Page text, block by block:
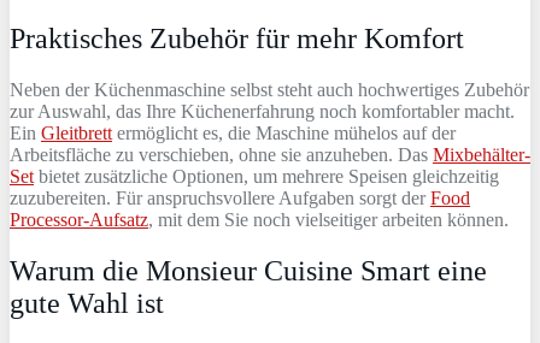
Praktisches Zubehör für mehr Komfort
Neben der Küchenmaschine selbst steht auch hochwertiges Zubehör
zur Auswahl, das Ihre Küchenerfahrung noch komfortabler macht.
Ein Gleitbrett ermöglicht es, die Maschine mühelos auf der
Arbeitsfläche zu verschieben, ohne sie anzuheben. Das Mixbehälter-
Set bietet zusätzliche Optionen, um mehrere Speisen gleichzeitig
zuzubereiten. Für anspruchsvollere Aufgaben sorgt derFood
Processor-Aufsatz, mit dem Sie noch vielseitiger arbeiten können.
Warum die Monsieur Cuisine Smart eine
gute Wahl ist